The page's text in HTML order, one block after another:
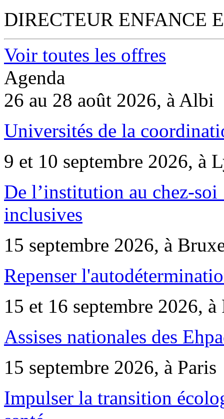
DIRECTEUR ENFANCE
Voir toutes les offres
Agenda
26 au 28 août 2026, à Albi
Universités de la
9 et 10 septembre 2026, à
De l’institution au chez-
inclusives
15 septembre 2026, à
Repenser
15 et 16 septembre 2026, à
Assises nationales des
15 septembre 2026, à Paris
Impulser la transition